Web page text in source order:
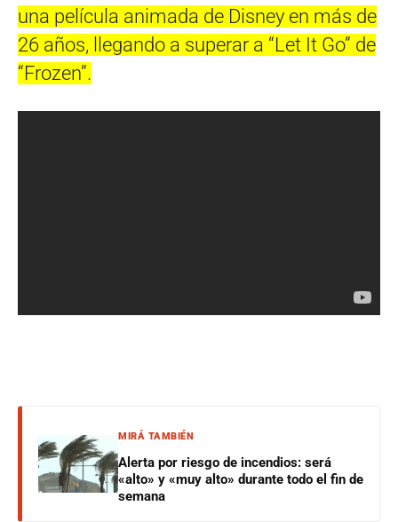
una película animada de Disney en más de
26 años, llegando a superar a “Let It Go” de
“Frozen”.
MIRÁ TAMBIÉN
Alerta por riesgo de incendios: será
«alto» y «muy alto» durante todo el fin de
semana